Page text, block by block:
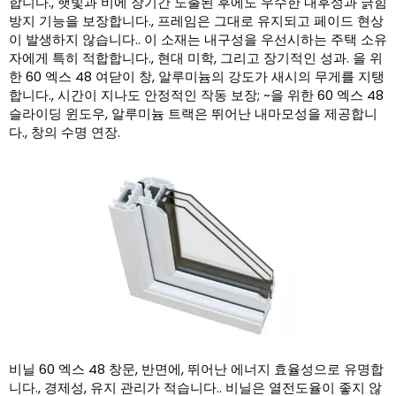
방지 기능을 보장합니다., 프레임은 그대로 유지되고 페이드 현상
이 발생하지 않습니다.. 이 소재는 내구성을 우선시하는 주택 소유
자에게 특히 적합합니다., 현대 미학, 그리고 장기적인 성과. 을 위
한 60 엑스 48 여닫이 창, 알루미늄의 강도가 새시의 무게를 지탱
합니다., 시간이 지나도 안정적인 작동 보장; ~을 위한 60 엑스 48
슬라이딩 윈도우, 알루미늄 트랙은 뛰어난 내마모성을 제공합니
다., 창의 수명 연장.
비닐 60 엑스 48 창문, 반면에, 뛰어난 에너지 효율성으로 유명합
니다., 경제성, 유지 관리가 적습니다.. 비닐은 열전도율이 좋지 않